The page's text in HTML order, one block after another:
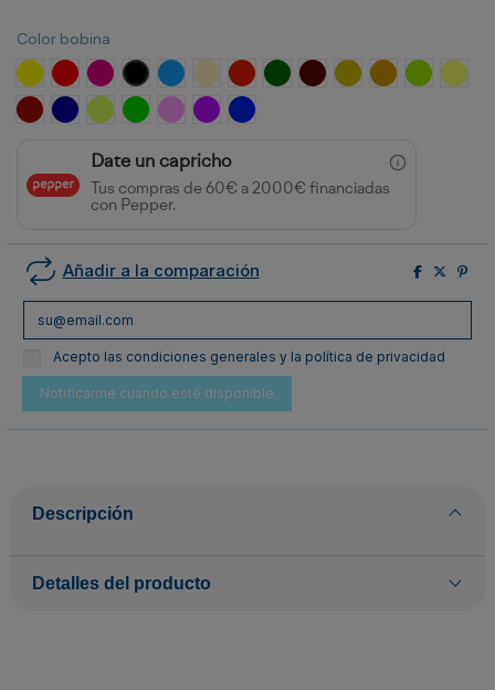
Color bobina
AmarilloRojo Fucsia Negro Azul Beige Rojo oscuroVerde oscuro
Granate oscuro
Amarillo oscuro
Gold Verde Lima
Limón
GranateAzul MarinoAmarillo Neón
Verde claro
Rosa MoradoAzul Neón
Date un capricho
Tus compras de 60€ a 2000€ financiadas
con Pepper.
Añadir a la comparación
Acepto las condiciones generales y la política de privacidad
Descripción
Detalles del producto